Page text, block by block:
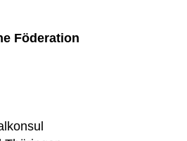
Föderation